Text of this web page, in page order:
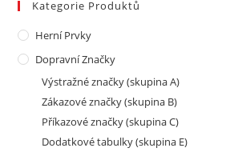
Kategorie Produktů
Herní Prvky
Dopravní Značky
Výstražné značky (skupina A)
Zákazové značky (skupina B)
Příkazové značky (skupina C)
Dodatkové tabulky (skupina E)